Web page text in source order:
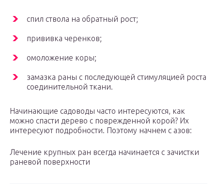
спил ствола на обратный рост;
прививка черенков;
омоложение коры;
замазка раны с последующей стимуляцией роста
соединительной ткани.
Начинающие садоводы часто интересуются, как
можно спасти дерево с поврежденной корой? Их
интересуют подробности. Поэтому начнем с азов:
Лечение крупных ран всегда начинается с зачистки
раневой поверхности